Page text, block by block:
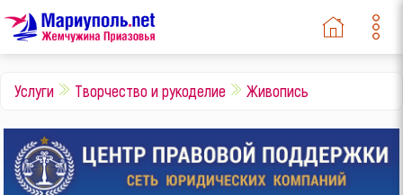
Услуги Творчество и рукоделие Живопись